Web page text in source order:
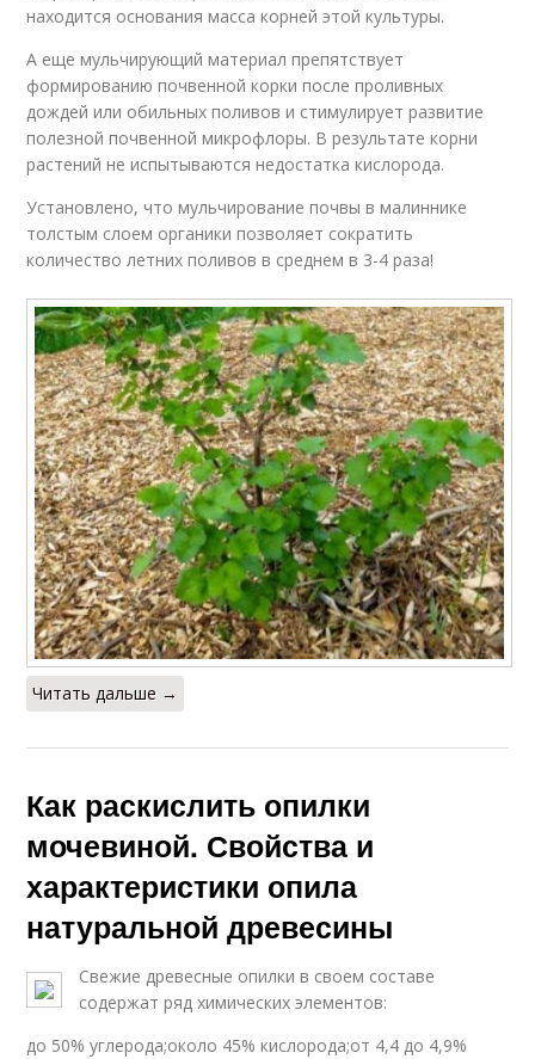
находится основания масса корней этой культуры.
А еще мульчирующий материал препятствует
формированию почвенной корки после проливных
дождей или обильных поливов и стимулирует развитие
полезной почвенной микрофлоры. В результате корни
растений не испытываются недостатка кислорода.
Установлено, что мульчирование почвы в малиннике
толстым слоем органики позволяет сократить
количество летних поливов в среднем в 3-4 раза!
Читать дальше →
Как раскислить опилки
мочевиной. Свойства и
характеристики опила
натуральной древесины
Свежие древесные опилки в своем составе
содержат ряд химических элементов:
до 50% углерода;около 45% кислорода;от 4,4 до 4,9%